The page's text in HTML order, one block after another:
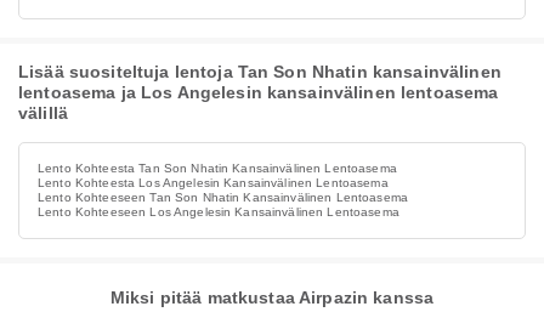
Lisää suositeltuja lentoja Tan Son Nhatin kansainvälinen
lentoasema ja Los Angelesin kansainvälinen lentoasema
välillä
Lento Kohteesta Tan Son Nhatin Kansainvälinen Lentoasema
Lento Kohteesta Los Angelesin Kansainvälinen Lentoasema
Lento Kohteeseen Tan Son Nhatin Kansainvälinen Lentoasema
Lento Kohteeseen Los Angelesin Kansainvälinen Lentoasema
Miksi pitää matkustaa Airpazin kanssa